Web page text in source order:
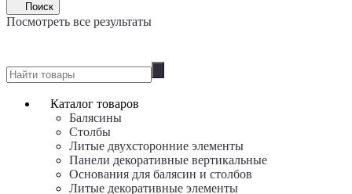
Поиск
Посмотреть все результаты
Каталог товаров
Балясины
Столбы
Литые двухсторонние элементы
Панели декоративные вертикальные
Основания для балясин и столбов
Литые декоративные элементы